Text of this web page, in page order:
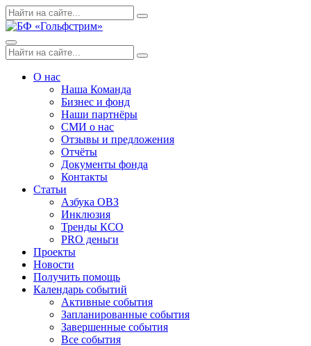
Skip
to
Поиск
по:
Search
Menu
Поиск
по:
Search
О нас
Наша Команда
Бизнес и фонд
Наши партнёры
СМИ о нас
Отзывы и предложения
Отчёты
Документы фонда
Контакты
Статьи
Азбука ОВЗ
Инклюзия
Тренды КСО
PRO деньги
Проекты
Новости
Получить помощь
Календарь событий
Активные события
Запланированные события
Завершенные события
Все события